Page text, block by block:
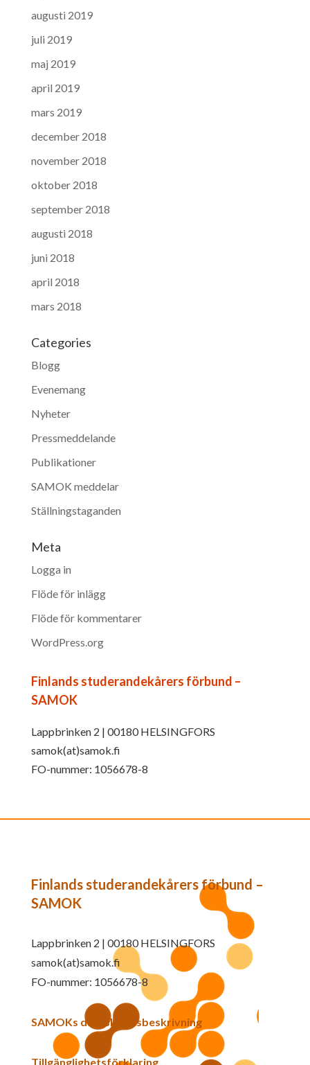
augusti 2019
juli 2019
maj 2019
april 2019
mars 2019
december 2018
november 2018
oktober 2018
september 2018
augusti 2018
juni 2018
april 2018
mars 2018
Categories
Blogg
Evenemang
Nyheter
Pressmeddelande
Publikationer
SAMOK meddelar
Ställningstaganden
Meta
Logga in
Flöde för inlägg
Flöde för kommentarer
WordPress.org
Finlands studerandekårers förbund –
SAMOK
Lappbrinken 2 | 00180 HELSINGFORS
samok(at)samok.fi
FO-nummer: 1056678-8
Finlands studerandekårers förbund –
SAMOK
Lappbrinken 2 | 00180 HELSINGFORS
samok(at)samok.fi
FO-nummer: 1056678-8
SAMOKs dataskyddsbeskrivning
Tillgänglighetsförklaring